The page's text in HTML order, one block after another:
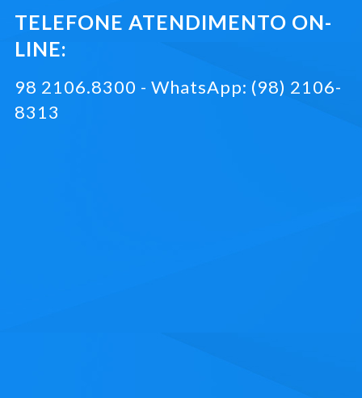
TELEFONE ATENDIMENTO ON-
LINE:
98 2106.8300 - WhatsApp: (98) 2106-
8313